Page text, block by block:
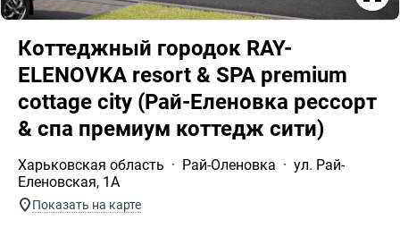
Коттеджный городок RAY-
ELENOVKA resort & SPA premium
cottage city (Рай-Еленовка рессорт
& спа премиум коттедж сити)
Харьковская область Рай-Оленовка
ул. Рай-
Еленовская, 1А
Показать на карте